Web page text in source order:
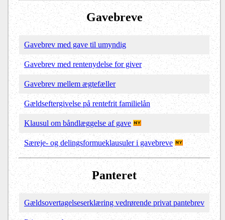
Gavebreve
Gavebrev med gave til umyndig
Gavebrev med rentenydelse for giver
Gavebrev mellem ægtefæller
Gældseftergivelse på rentefrit familielån
Klausul om båndlæggelse af gave
Særeje- og delingsformueklausuler i gavebreve
Panteret
Gældsovertagelseserklæring vedrørende privat pantebrev